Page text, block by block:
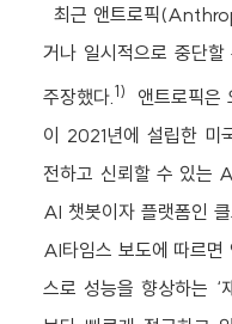
최근 앤트로픽
거나 일시적으로 중단
주장했다.1)
앤트로픽
이 2021년에 설립한 미
전하고 신뢰할 수 있는
AI 챗봇이자 플랫폼인
AI타임스 보도에 따르
스로 성능을 향상하는 ‘